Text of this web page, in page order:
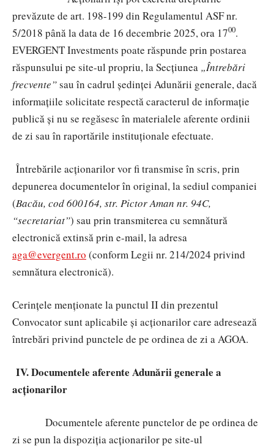
prevăzute de art. 198-199 din Regulamentul ASF nr.
5/2018 până la data de 16 decembrie 2025, ora 1700.
EVERGENT Investments poate răspunde prin postarea
răspunsului pe site-ul propriu, la Secțiunea „Întrebări
frecvente”sau în cadrul ședinței Adunării generale, dacă
informațiile solicitate respectă caracterul de informație
publică și nu se regăsesc în materialele aferente ordinii
de zi sau în raportările instituționale efectuate.
Întrebările acționarilor vor fi transmise în scris, prin
depunerea documentelor în original, la sediul companiei
(Bacău, cod 600164, str. Pictor Aman nr. 94C,
“secretariat”) sau prin transmiterea cu semnătură
electronică extinsă prin e-mail, la adresa
aga@evergent.ro (conform Legii nr. 214/2024 privind
semnătura electronică).
Cerințele menționate la punctul II din prezentul
Convocator sunt aplicabile și acționarilor care adresează
întrebări privind punctele de pe ordinea de zi a AGOA.
IV. Documentele aferente Adunării generale a
acționarilor
Documentele aferente punctelor de pe ordinea de
zi se pun la dispoziția acționarilor pe site-ul